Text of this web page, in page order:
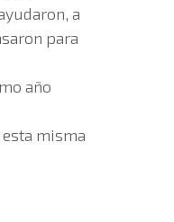
a
para
año
esta misma